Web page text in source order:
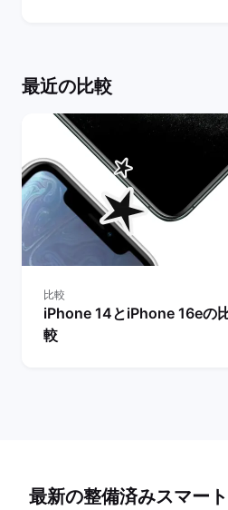
最近の比較
比較
iPhone 14とiPhone 16eの
較
最新の整備済みスマー